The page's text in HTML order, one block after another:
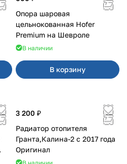
Опора шаровая
цельнокованная Hofer
Premium на Шевроле
В наличии
В корзину
3 200 ₽
Радиатор отопителя
Гранта,Калина-2 с 2017 года
Оригинал